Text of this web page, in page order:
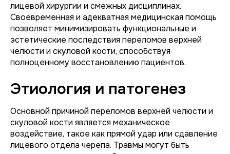
лицевой хирургии и смежных дисциплинах.
Своевременная и адекватная медицинская помощь
позволяет минимизировать функциональные и
эстетические последствия переломов верхней
челюсти и скуловой кости, способствуя
полноценному восстановлению пациентов.
Этиология и патогенез
Основной причиной переломов верхней челюсти и
скуловой кости является механическое
воздействие, такое как прямой удар или сдавление
лицевого отдела черепа. Травмы могут быть